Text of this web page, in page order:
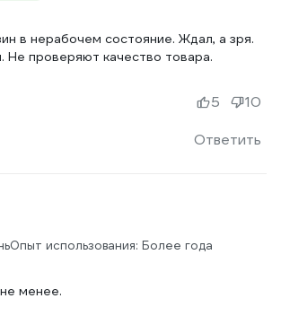
в нерабочем состояние. Ждал, а зря.
Не проверяют качество товара.
Ответить
5 10
Опыт использования: Более года
менее.